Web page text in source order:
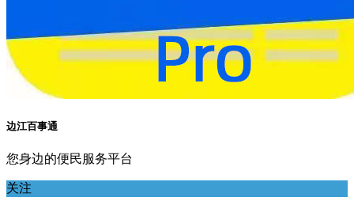
边江百事通
您身边的便民服务平台
关注